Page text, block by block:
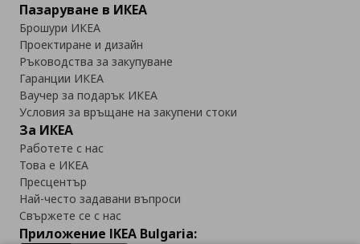
Пазаруване в ИКЕА
Брошури ИКЕА
Проектиране и дизайн
Ръководства за закупуване
Гаранции ИКЕА
Ваучер за подарък ИКЕА
Условия за връщане на закупени стоки
За ИКЕА
Работете с нас
Това е ИКЕА
Пресцентър
Най-често задавани въпроси
Свържете се с нас
Приложение IKEA Bulgaria: